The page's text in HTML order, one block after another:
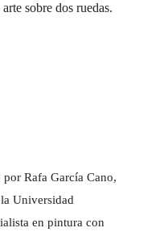
sobre dos ruedas.
Rafa García Cano,
Universidad
en pintura con